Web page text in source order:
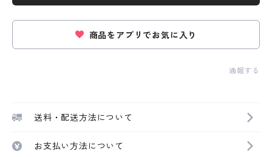
商品をアプリでお気に入り
通報する
送料・配送方法について
お支払い方法について